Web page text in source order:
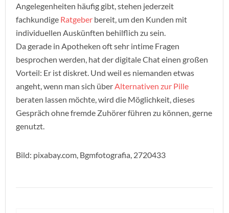
Angelegenheiten häufig gibt, stehen jederzeit
fachkundige Ratgeber bereit, um den Kunden mit
individuellen Auskünften behilflich zu sein.
Da gerade in Apotheken oft sehr intime Fragen
besprochen werden, hat der digitale Chat einen großen
Vorteil: Er ist diskret. Und weil es niemanden etwas
angeht, wenn man sich über Alternativen zur Pille
beraten lassen möchte, wird die Möglichkeit, dieses
Gespräch ohne fremde Zuhörer führen zu können, gerne
genutzt.
Bild: pixabay.com, Bgmfotografia, 2720433